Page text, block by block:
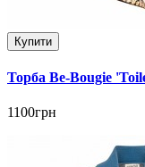
Купити
Торба Be-Bougie
1100грн